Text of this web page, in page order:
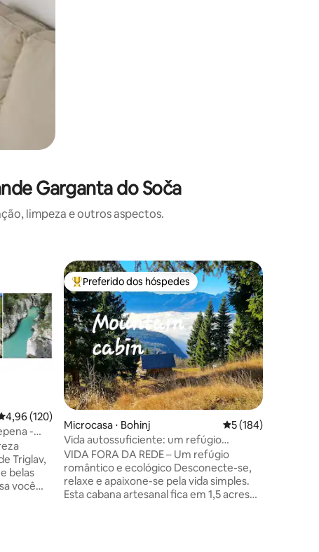
Garganta do Soča
limpeza e outros aspectos.
hóspedes
de uma avaliação média de 5, 120 avaliações
4,96 (120)
-
Triglav,
belas
você
Entre os melhores preferidos dos hóspedes
Preferido dos hóspedes
Microcasa ⋅ Bohinj 5 de uma avaliação
5 (184)
Vida autossuficiente: um refúgio
ecológico romântico para casais
VIDA FORA DA REDE – Um refúgio
romântico e ecológico Desconecte-se,
relaxe e apaixone-se pela vida simples.
Esta cabana artesanal fica em 1,5 acres